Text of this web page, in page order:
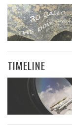
TIMELINE